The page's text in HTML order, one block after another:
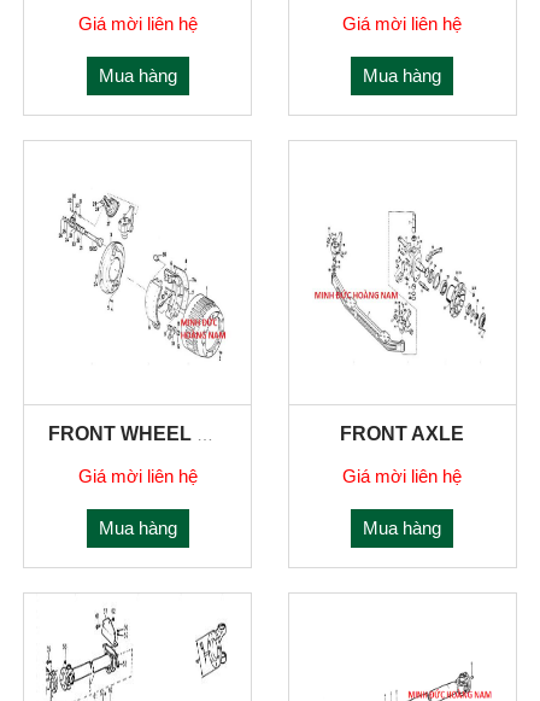
Giá mời liên hệ
Mua hàng
Giá mời liên hệ
Mua hàng
Giá mời liên hệ
Mua hàng
FRONT AXLE
Giá mời liên hệ
Mua hàng